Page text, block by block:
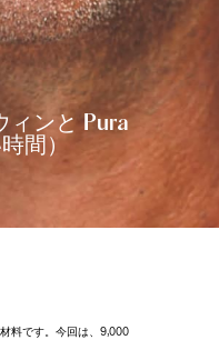
ィンと Pura
間）
料です。今回は、9,000